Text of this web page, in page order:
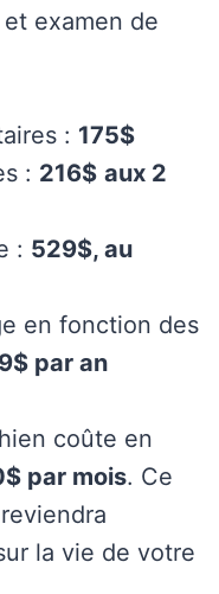
examen de
: 175$
: 216$ aux 2
: 529$, au
en fonction des
par an
coûte en
par mois. Ce
la vie de votre